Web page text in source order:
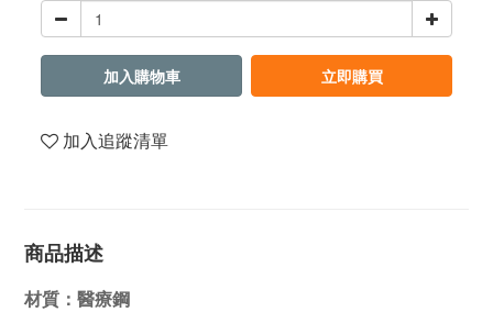
加入購物車 立即購買
加入追蹤清單
商品描述
材質：醫療鋼